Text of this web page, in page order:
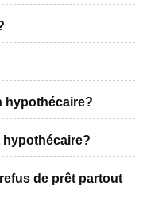
hypothécaire?
hypothécaire?
de prêt partout